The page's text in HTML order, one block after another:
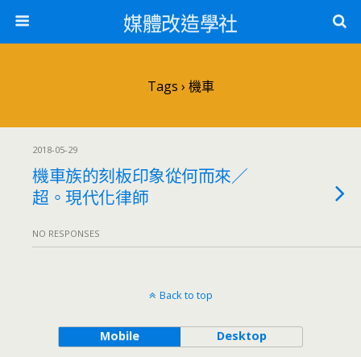
媒體改造學社
Tags › 機車
2018-05-29
機車族的刻板印象從何而來／
超。現代化律師
NO RESPONSES
Back to top
Mobile Desktop